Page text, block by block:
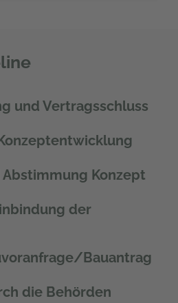
und Vertragsschluss
Konzept
der
Bauantrag
die Behörden